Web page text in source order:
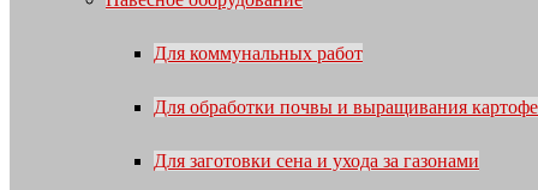
Для коммунальных работ
Для обработки почвы и выращивания
Для заготовки сена и ухода за газонами